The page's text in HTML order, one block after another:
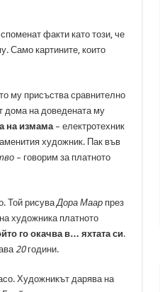
факти като този, че
Само картините, които
му присъства сравнително
дома на доведената му
на измама– електротехник
художник. Пак във
– говорим за платното
Той рисува Дора Маарпрез
художника платното
го окачва в… яхтата си.
20години.
Художникът дарява на